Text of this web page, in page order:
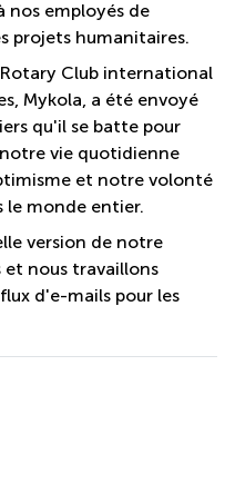
nos employés de
projets humanitaires.
Club international
Mykola, a été envoyé
qu'il se batte pour
vie quotidienne
et notre volonté
le monde entier.
version de notre
et nous travaillons
d'e-mails pour les